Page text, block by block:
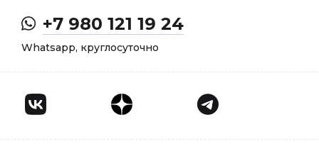
+7 980 121 19 24
Whatsapp, круглосуточно